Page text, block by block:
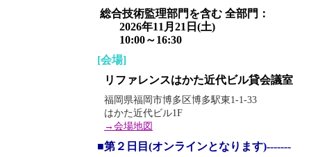
総合技術監理部門を含む 全部門：
2026年11月21日(土)
10:00～16:30
[会場]
リファレンスはかた近代ビル貸会議室
福岡県福岡市博多区博多駅東1-1-33
はかた近代ビル1F
→会場地図
■第２日目(オンラインとなります)-------